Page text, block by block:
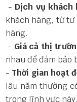
- Dịch vụ khách
khách hàng, từ tư
hàng.
- Giá cả thị
nhau để đảm bảo
- Thời gian hoạt
lâu năm thường
trong lĩnh vực này.